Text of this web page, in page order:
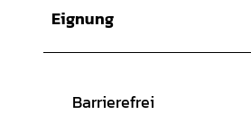
Eignung
Barrierefrei